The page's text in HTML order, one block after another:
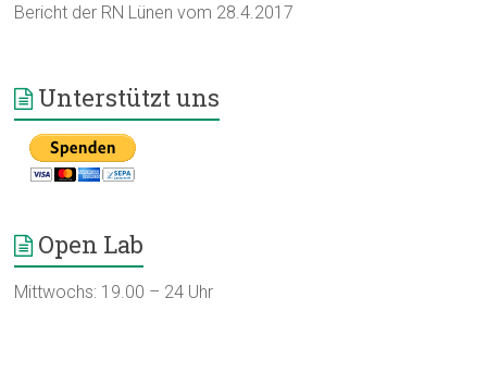
Bericht der RN Lünen vom 28.4.2017
Unterstützt uns
Open Lab
Mittwochs: 19.00 – 24 Uhr